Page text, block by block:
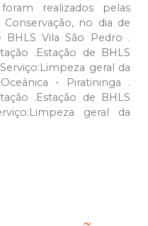
realizados pelas
no dia de
BHLS Vila São Pedro .
.Estação de BHLS
geral da
- Piratininga .
.Estação de BHLS
geral da